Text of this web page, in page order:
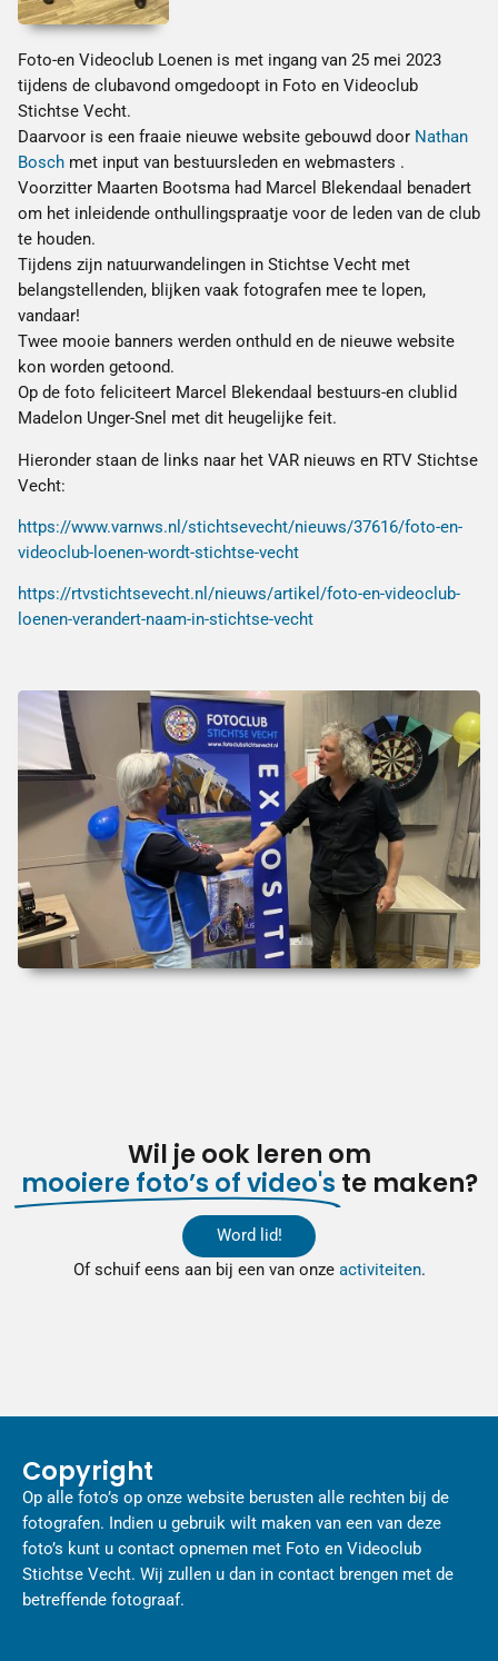
Foto-en Videoclub Loenen is met ingang van 25 mei 2023
tijdens de clubavond omgedoopt in Foto en Videoclub
Stichtse Vecht.
Daarvoor is een fraaie nieuwe website gebouwd door Nathan
Bosch met input van bestuursleden en webmasters .
Voorzitter Maarten Bootsma had Marcel Blekendaal benadert
om het inleidende onthullingspraatje voor de leden van de club
te houden.
Tijdens zijn natuurwandelingen in Stichtse Vecht met
belangstellenden, blijken vaak fotografen mee te lopen,
vandaar!
Twee mooie banners werden onthuld en de nieuwe website
kon worden getoond.
Op de foto feliciteert Marcel Blekendaal bestuurs-en clublid
Madelon Unger-Snel met dit heugelijke feit.
Hieronder staan de links naar het VAR nieuws en RTV Stichtse
Vecht:
https://www.varnws.nl/stichtsevecht/nieuws/37616/foto-en-
videoclub-loenen-wordt-stichtse-vecht
https://rtvstichtsevecht.nl/nieuws/artikel/foto-en-videoclub-
loenen-verandert-naam-in-stichtse-vecht
Wil je ook leren om
mooiere foto’s of video's te maken?
Word lid!
Of schuif eens aan bij een van onze activiteiten.
Copyright
Op alle foto’s op onze website berusten alle rechten bij de
fotografen. Indien u gebruik wilt maken van een van deze
foto’s kunt u contact opnemen met Foto en Videoclub
Stichtse Vecht. Wij zullen u dan in contact brengen met de
betreffende fotograaf.